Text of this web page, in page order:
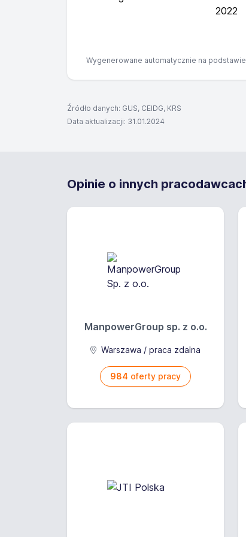
2022
Wygenerowane automatycznie na
Źródło danych: GUS, CEIDG, KRS
Data aktualizacji: 31.01.2024
Opinie o innych
ManpowerGroup sp. z o.o.
Warszawa / praca zdalna
984 oferty pracy